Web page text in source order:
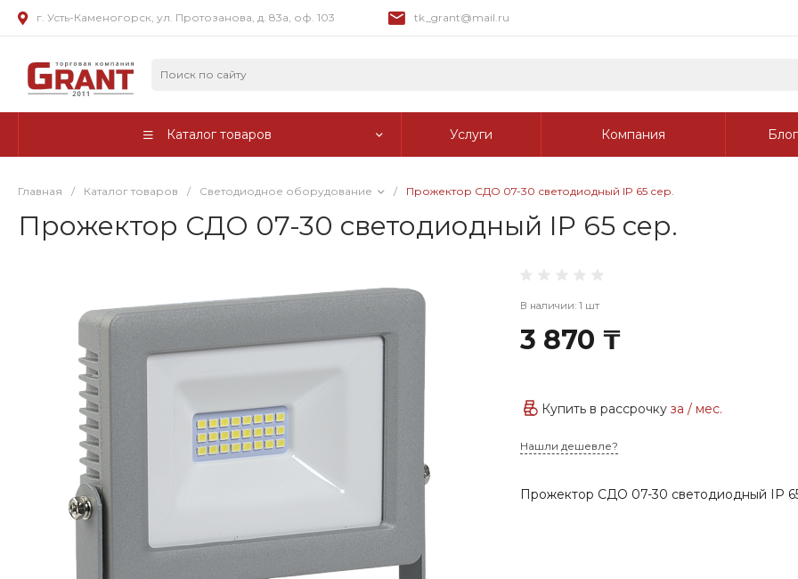
г. Усть-Каменогорск, ул. Протозанова, д. 83а, оф. 103 tk_grant@mail.ru
Каталог товаров Услуги Компания Блог
Главная / Каталог товаров / Светодиодное оборудование / Прожектор СДО 07-30 светодиодный IP 65 сер.
Прожектор СДО 07-30 светодиодный IP 65 сер.
В наличии: 1 шт
3 870 ₸
Купить в рассрочкуза/ мес.
Нашли дешевле?
Прожектор СДО 07-30 светодиодный IP